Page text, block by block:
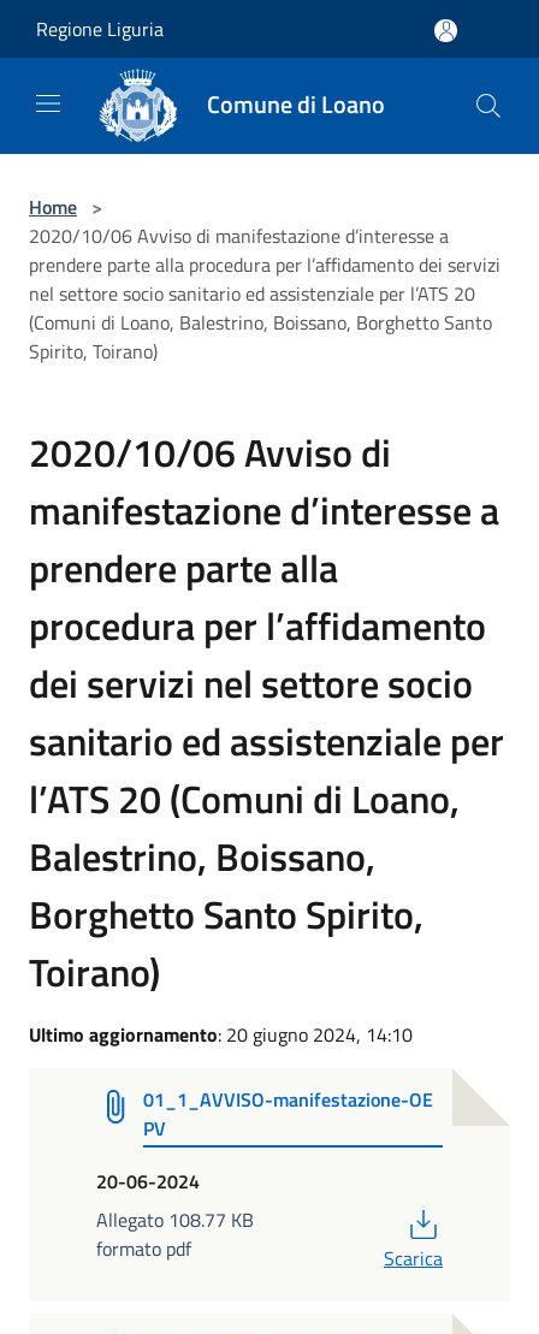
Regione Liguria
Comune di Loano
Home >
2020/10/06 Avviso di manifestazione d’interesse a
prendere parte alla procedura per l’affidamento dei servizi
nel settore socio sanitario ed assistenziale per l’ATS 20
(Comuni di Loano, Balestrino, Boissano, Borghetto Santo
Spirito, Toirano)
2020/10/06 Avviso di
manifestazione d’interesse a
prendere parte alla
procedura per l’affidamento
dei servizi nel settore socio
sanitario ed assistenziale per
l’ATS 20 (Comuni di Loano,
Balestrino, Boissano,
Borghetto Santo Spirito,
Toirano)
Ultimo aggiornamento: 20 giugno 2024, 14:10
01_1_AVVISO-manifestazione-OE
PV
20-06-2024
Allegato 108.77 KB
formato pdf
Scarica